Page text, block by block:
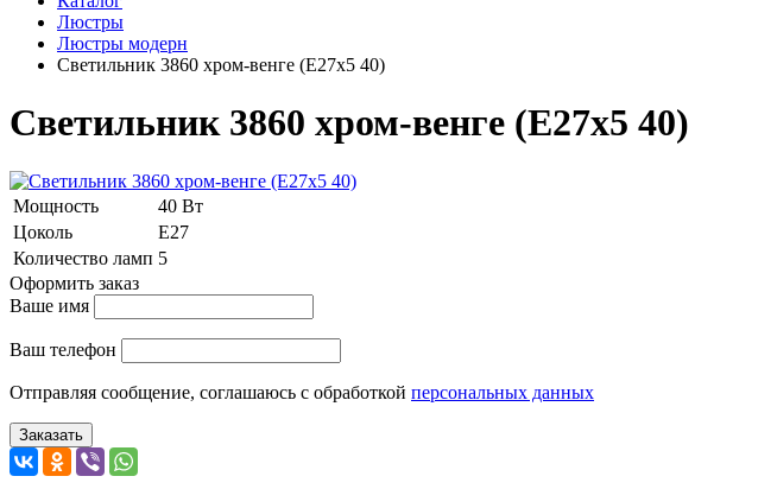
Люстры
Люстры модерн
Cветильник 3860 хром-венге (Е27х5 40)
Cветильник 3860 хром-венге (Е27х5 40)
Мощность
40 Вт
Цоколь
Е27
Количество ламп 5
Оформить заказ
Ваше имя
Ваш телефон
Отправляя сообщение, соглашаюсь с обработкой персональных данных
Заказать